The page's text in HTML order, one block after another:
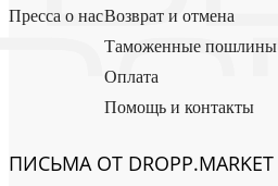
Пресса о насВозврат и отмена
Таможенные пошлины
Оплата
Помощь и контакты
ПИСЬМА ОТ DROPP.MARKET